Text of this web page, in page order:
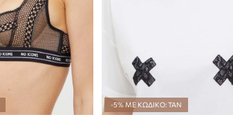
-5% ΜΕ ΚΩΔΙΚΟ: TAN